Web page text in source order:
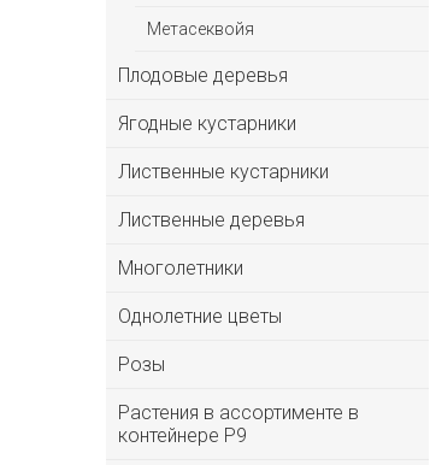
Метасеквойя
Плодовые деревья
Ягодные кустарники
Лиственные кустарники
Лиственные деревья
Многолетники
Однолетние цветы
Розы
Растения в ассортименте в
контейнере P9